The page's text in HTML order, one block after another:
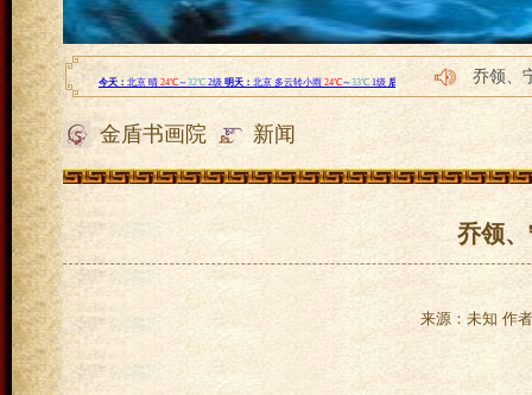
乔领、
内蒙古
金盾书画院 新闻
乔领
来源：未知 作